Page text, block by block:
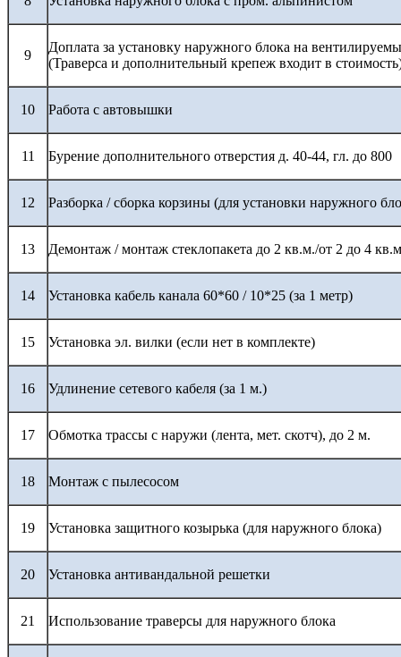
9
Доплата за установку наружного блока на
(Траверса и дополнительный крепеж входит в
10 Работа с автовышки
11 Бурение дополнительного отверстия д. 40-44, гл. до 800
12 Разборка / сборка корзины (для установки наружного
13 Демонтаж / монтаж стеклопакета до 2 кв.м./от 2 до 4
14 Установка кабель канала 60*60 / 10*25 (за 1 метр)
15 Установка эл. вилки (если нет в комплекте)
16 Удлинение сетевого кабеля (за 1 м.)
17 Обмотка трассы с наружи (лента, мет. скотч), до 2 м.
18 Монтаж с пылесосом
19 Установка защитного козырька (для наружного блока)
20 Установка антивандальной решетки
21 Использование траверсы для наружного блока